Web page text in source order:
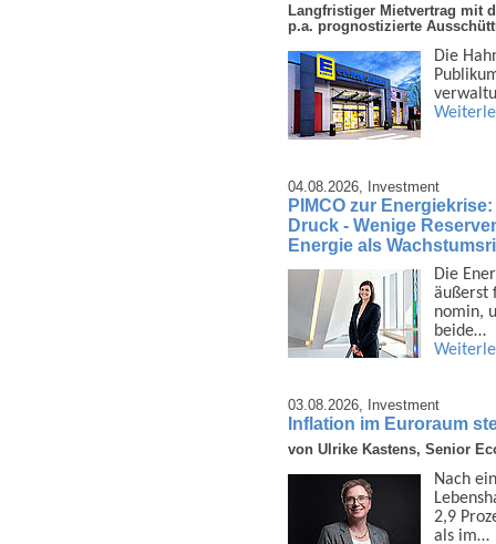
Langfristiger Mietvertrag mit
p.a. prognostizierte
Die
04.08.2026, Investment
PIMCO zur
Druck - Wenige
Energie als
Die
äußerst
nomin,
beide…
03.08.2026, Investment
Inflation im Euroraum
von Ulrike Kastens, Senior
Nach
2,9
als im…